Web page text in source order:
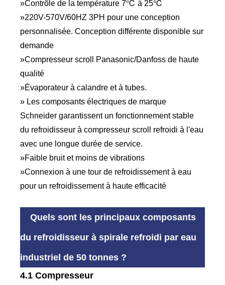
»Contrôle de la température 7℃ à 25℃
»220V-570V/60HZ 3PH pour une conception
personnalisée. Conception différente disponible sur
demande
»Compresseur scroll Panasonic/Danfoss de haute
qualité
»Évaporateur à calandre et à tubes.
» Les composants électriques de marque
Schneider garantissent un fonctionnement stable
du refroidisseur à compresseur scroll refroidi à l'eau
avec une longue durée de service.
»Faible bruit et moins de vibrations
»Connexion à une tour de refroidissement à eau
pour un refroidissement à haute efficacité
Quels sont les principaux composants
du refroidisseur à spirale refroidi par eau
industriel de 50 tonnes ?
4.1 Compresseur